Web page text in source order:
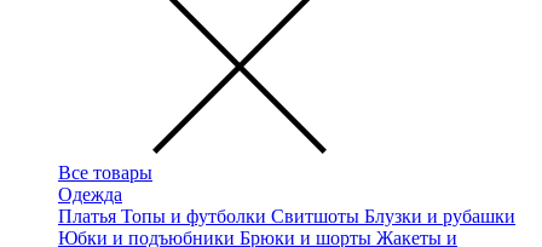
Все товары
Одежда
Платья Топы и футболки Свитшоты Блузки и рубашки
Юбки и подъюбники Брюки и шорты Жакеты и